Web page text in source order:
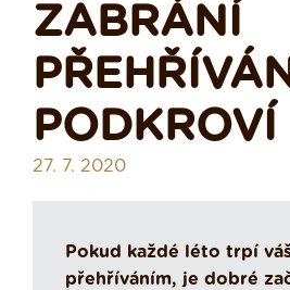
ZABRÁNÍ
PODKROVÍ
27. 7. 2020
Pokud každé léto trpí
přehříváním, je dobré